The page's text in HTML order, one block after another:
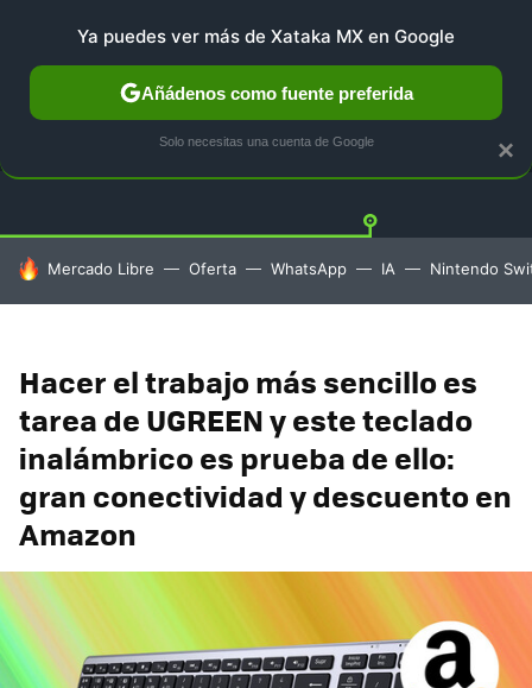
GUÍA DE COMPRAS MERCADO LIBRE
HOY SE HABLA DE
Mercado Libre Oferta WhatsApp IA Nintendo
Hacer el trabajo más sencillo es
tarea de UGREEN y este teclado
inalámbrico es prueba de ello:
gran conectividad y descuento en
Amazon
×
Ya puedes ver más de Xataka MX en Google
Añádenos como fuente preferida
Solo necesitas una cuenta de Google